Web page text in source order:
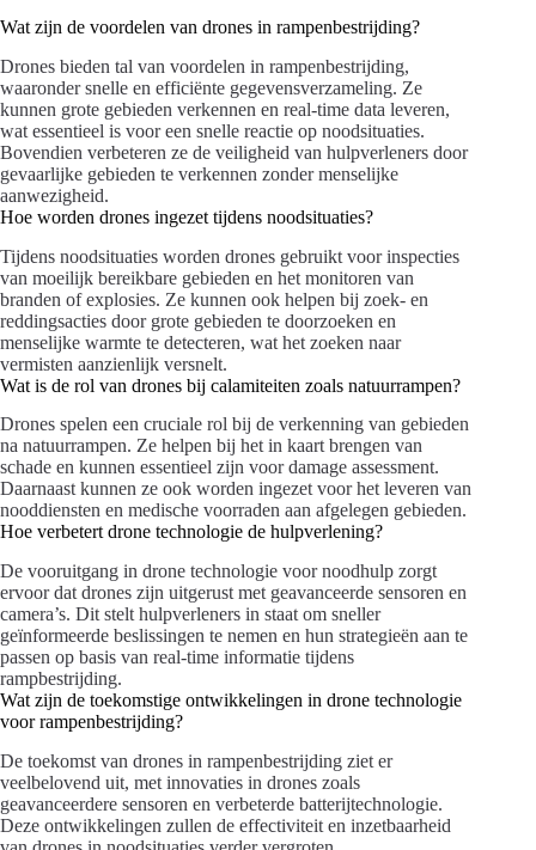
Wat zijn de voordelen van drones in rampenbestrijding?
Drones bieden tal van voordelen in rampenbestrijding,
waaronder snelle en efficiënte gegevensverzameling. Ze
kunnen grote gebieden verkennen en real-time data leveren,
wat essentieel is voor een snelle reactie op noodsituaties.
Bovendien verbeteren ze de veiligheid van hulpverleners door
gevaarlijke gebieden te verkennen zonder menselijke
aanwezigheid.
Hoe worden drones ingezet tijdens noodsituaties?
Tijdens noodsituaties worden drones gebruikt voor inspecties
van moeilijk bereikbare gebieden en het monitoren van
branden of explosies. Ze kunnen ook helpen bij zoek- en
reddingsacties door grote gebieden te doorzoeken en
menselijke warmte te detecteren, wat het zoeken naar
vermisten aanzienlijk versnelt.
Wat is de rol van drones bij calamiteiten zoals natuurrampen?
Drones spelen een cruciale rol bij de verkenning van gebieden
na natuurrampen. Ze helpen bij het in kaart brengen van
schade en kunnen essentieel zijn voor damage assessment.
Daarnaast kunnen ze ook worden ingezet voor het leveren van
nooddiensten en medische voorraden aan afgelegen gebieden.
Hoe verbetert drone technologie de hulpverlening?
De vooruitgang in drone technologie voor noodhulp zorgt
ervoor dat drones zijn uitgerust met geavanceerde sensoren en
camera’s. Dit stelt hulpverleners in staat om sneller
geïnformeerde beslissingen te nemen en hun strategieën aan te
passen op basis van real-time informatie tijdens
rampbestrijding.
Wat zijn de toekomstige ontwikkelingen in drone technologie
voor rampenbestrijding?
De toekomst van drones in rampenbestrijding ziet er
veelbelovend uit, met innovaties in drones zoals
geavanceerdere sensoren en verbeterde batterijtechnologie.
Deze ontwikkelingen zullen de effectiviteit en inzetbaarheid